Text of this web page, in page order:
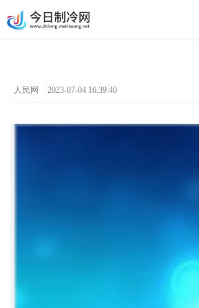
人民网 2023-07-04 16:39:40